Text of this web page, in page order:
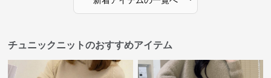
チュニックニットのおすすめアイテム